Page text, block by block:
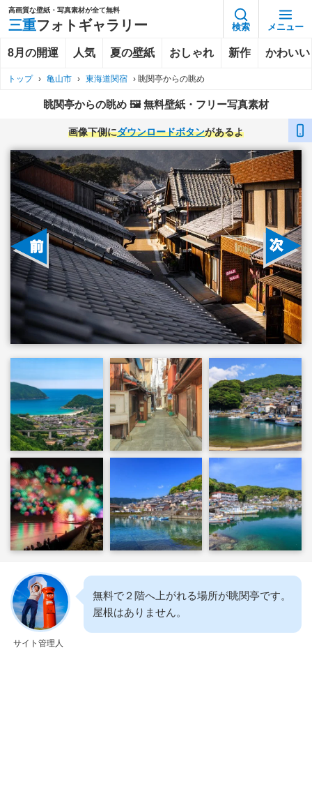
高画質な壁紙・写真素材が全て無料
三重フォトギャラリー 検索 メニュー
8月の開運 人気 夏の壁紙 おしゃれ 新作 かわいい
トップ › 亀山市 › 東海道関宿 › 眺関亭からの眺め
眺関亭からの眺め 🖼️ 無料壁紙・フリー写真素材
画像下側にダウンロードボタンがあるよ
サイト管理人
無料で２階へ上がれる場所が眺関亭です。
屋根はありません。